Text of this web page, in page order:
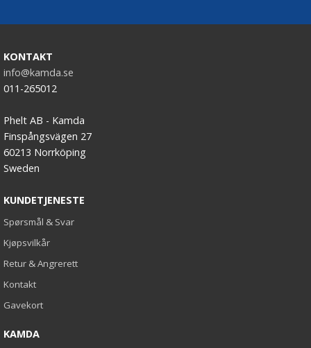
KONTAKT
info@kamda.se
011-265012
Phelt AB - Kamda
Finspångsvägen 27
60213 Norrköping
Sweden
KUNDETJENESTE
Spørsmål & Svar
Kjøpsvilkår
Retur & Angrerett
Kontakt
Gavekort
KAMDA